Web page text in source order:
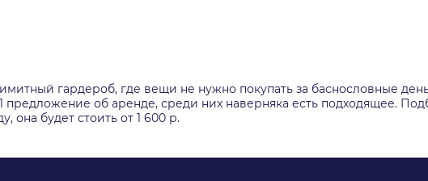
гардероб, где вещи не нужно покупать за баснословные
предложение об аренде, среди них наверняка есть подходящее.
она будет стоить от 1 600 р.